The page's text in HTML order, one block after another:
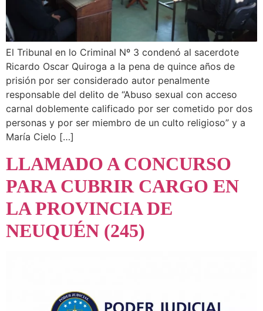
El Tribunal en lo Criminal Nº 3 condenó al sacerdote
Ricardo Oscar Quiroga a la pena de quince años de
prisión por ser considerado autor penalmente
responsable del delito de “Abuso sexual con acceso
carnal doblemente calificado por ser cometido por dos
personas y por ser miembro de un culto religioso” y a
María Cielo […]
LLAMADO A CONCURSO
PARA CUBRIR CARGO EN
LA PROVINCIA DE
NEUQUÉN (245)